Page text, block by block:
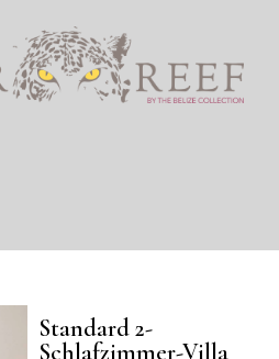
Standard 2-
Schlafzimmer-Villa